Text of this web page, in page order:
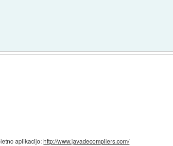
aplikacijo:http://www.javadecompilers.com/